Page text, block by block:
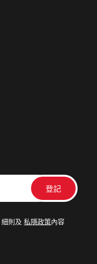
細則及 私隱政策內容